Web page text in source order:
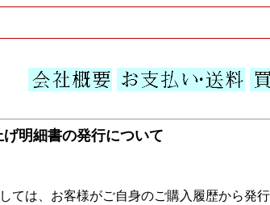
明細書の発行について
ては、お客様がご自身のご購入履歴から